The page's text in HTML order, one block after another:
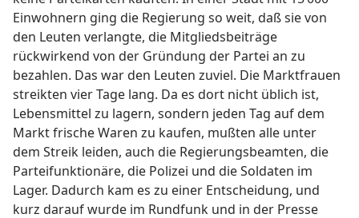
Einwohnern ging die Regierung so weit, daß sie von
den Leuten verlangte, die Mitgliedsbeiträge
rückwirkend von der Gründung der Partei an zu
bezahlen. Das war den Leuten zuviel. Die Marktfrauen
streikten vier Tage lang. Da es dort nicht üblich ist,
Lebensmittel zu lagern, sondern jeden Tag auf dem
Markt frische Waren zu kaufen, mußten alle unter
dem Streik leiden, auch die Regierungsbeamten, die
Parteifunktionäre, die Polizei und die Soldaten im
Lager. Dadurch kam es zu einer Entscheidung, und
kurz darauf wurde im Rundfunk und in der Presse